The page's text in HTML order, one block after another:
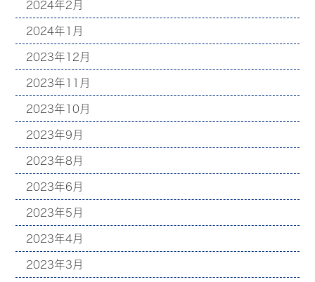
2024年2月
2024年1月
2023年12月
2023年11月
2023年10月
2023年9月
2023年8月
2023年6月
2023年5月
2023年4月
2023年3月